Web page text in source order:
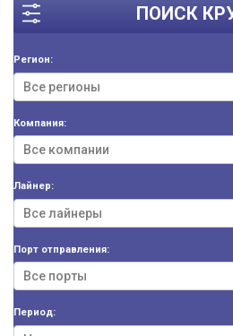
ПОИСК
Регион:
Компания:
Лайнер:
Порт отправления:
Период: